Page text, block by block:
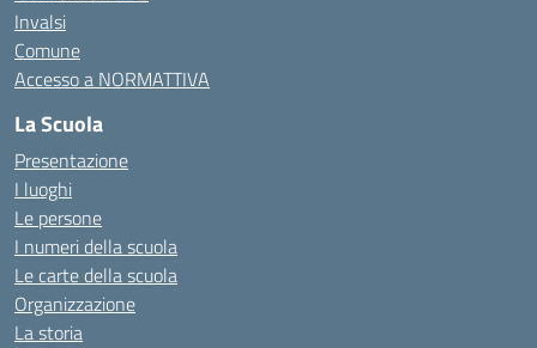
Invalsi
Comune
Accesso a NORMATTIVA
La Scuola
Presentazione
I luoghi
Le persone
I numeri della scuola
Le carte della scuola
Organizzazione
La storia